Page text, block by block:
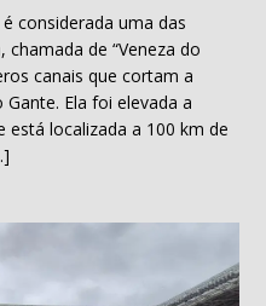
considerada uma das
de “Veneza do
canais que cortam a
Ela foi elevada a
está localizada a 100 km de